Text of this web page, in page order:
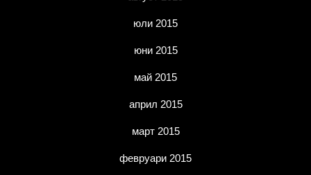
юли 2015
юни 2015
май 2015
април 2015
март 2015
февруари 2015